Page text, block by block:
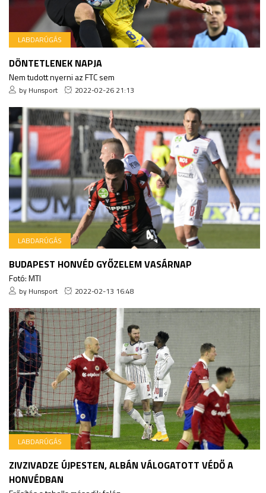
LABDARÚGÁS
DÖNTETLENEK NAPJA
Nem tudott nyerni az FTC sem
by Hunsport 2022-02-26 21:13
LABDARÚGÁS
BUDAPEST HONVÉD GYŐZELEM VASÁRNAP
Fotó: MTI
by Hunsport 2022-02-13 16:48
LABDARÚGÁS
ZIVZIVADZE ÚJPESTEN, ALBÁN VÁLOGATOTT VÉDŐ A
HONVÉDBAN